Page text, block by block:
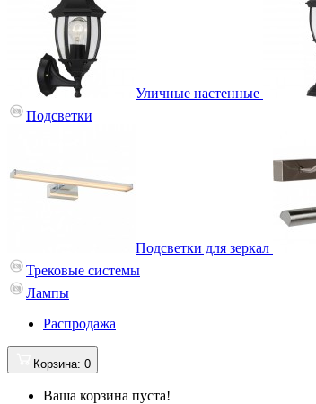
Уличные настенные
Подсветки
Подсветки для зеркал
Трековые системы
Лампы
Распродажа
Корзина: 0
Ваша корзина пуста!